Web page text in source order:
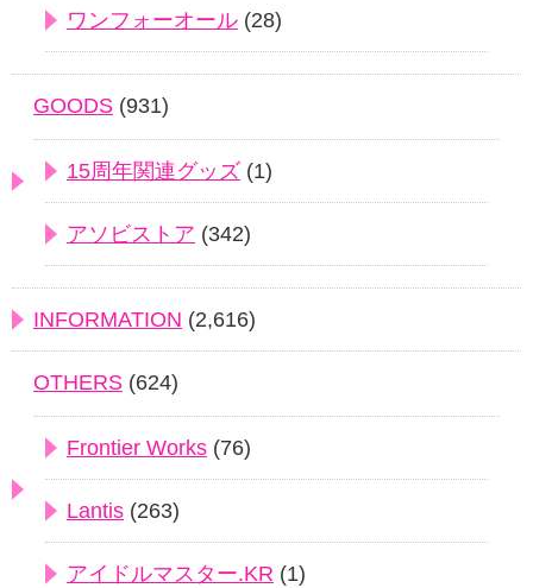
ワンフォーオール (28)
GOODS (931)
15周年関連グッズ (1)
アソビストア (342)
INFORMATION (2,616)
OTHERS (624)
Frontier Works (76)
Lantis (263)
アイドルマスター.KR (1)